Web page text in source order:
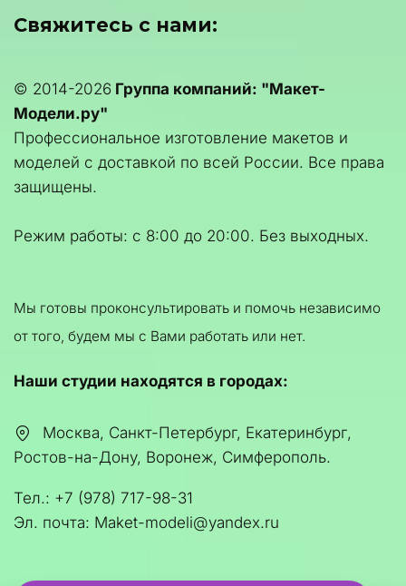
Свяжитесь с нами:
© 2014-2026 Группа компаний: "Макет-
Модели.ру"
Профессиональное изготовление макетов и
моделей с доставкой по всей России. Все права
защищены.
Режим работы: с 8:00 до 20:00. Без выходных.
Мы готовы проконсультировать и помочь независимо
от того, будем мы с Вами работать или нет.
Наши студии находятся в городах:
Москва, Санкт-Петербург, Екатеринбург,
Ростов-на-Дону, Воронеж, Симферополь.
Тел.: +7 (978) 717-98-31
Эл. почта: Maket-modeli@yandex.ru